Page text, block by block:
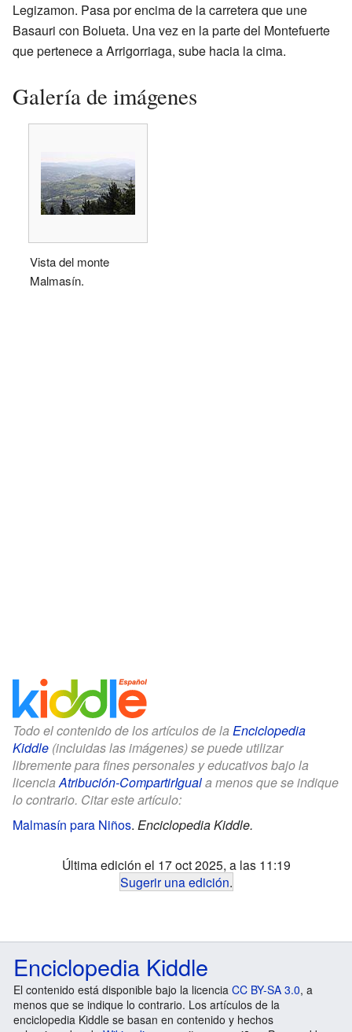
Legizamon. Pasa por encima de la carretera que une
Basauri con Bolueta. Una vez en la parte del Montefuerte
que pertenece a Arrigorriaga, sube hacia la cima.
Galería de imágenes
Vista del monte
Malmasín.
Todo el contenido de los artículos de la Enciclopedia
Kiddle (incluidas las imágenes) se puede utilizar
libremente para fines personales y educativos bajo la
licenciaAtribución-CompartirIguala menos que se indique
lo contrario. Citar este artículo:
Malmasín para Niños. Enciclopedia Kiddle.
Última edición el 17 oct 2025, a las 11:19
Sugerir una edición.
Enciclopedia Kiddle
El contenido está disponible bajo la licencia CC BY-SA 3.0, a
menos que se indique lo contrario. Los artículos de la
enciclopedia Kiddle se basan en contenido y hechos